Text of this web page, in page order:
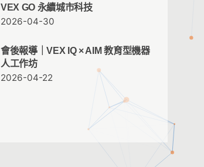
VEX GO 永續城市科技
2026-04-30
會後報導｜VEX IQ × AIM 教育型機器
人工作坊
2026-04-22